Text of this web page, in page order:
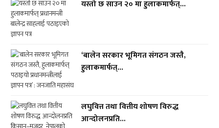
यस्तो छ साउन २० मा हुलाकमार्फत्...
‘बालेन सरकार भूमिगत संगठन जस्तै,
हुलाकमार्फत्...
लघुवित्त तथा वित्तीय शोषण विरुद्ध
आन्दोलनप्रति...